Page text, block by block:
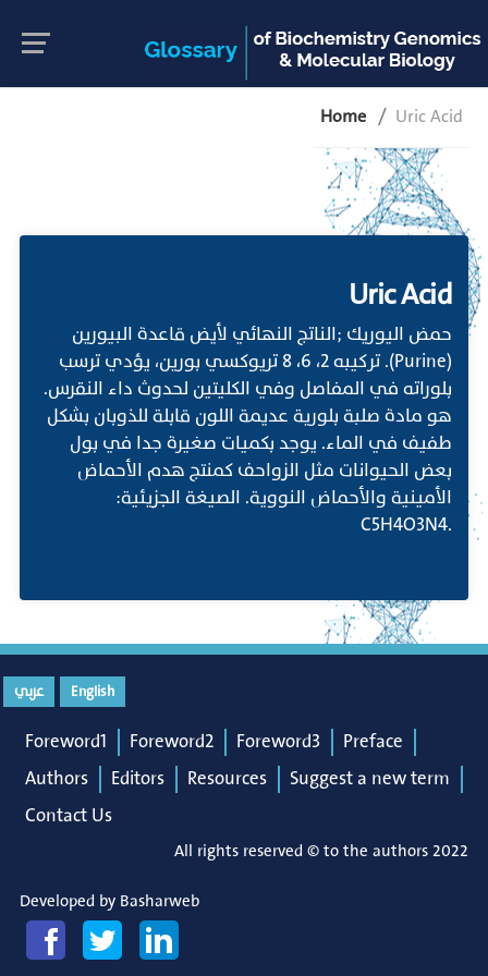
Home Uric Acid
Uric Acid
حمض اليوريك ;الناتج النهائي لأيض قاعدة البيورين
(Purine). تركيبه 2، 6، 8 تريوكسي بورين، يؤدي ترسب
بلوراته في المفاصل وفي الكليتين لحدوث داء النقرس.
هو مادة صلبة بلورية عديمة اللون قابلة للذوبان بشكل
طفيف في الماء. يوجد بكميات صغيرة جدا في بول
بعض الحيوانات مثل الزواحف كمنتج هدم الأحماض
الأمينية والأحماض النووية. الصيغة الجزيئية:
.C5H4O3N4
English عربي
Foreword1 Foreword2 Foreword3
Preface
Authors
Editors Resources
Suggest a new term
Contact Us
All rights reserved © to the authors 2022
Developed by Basharweb